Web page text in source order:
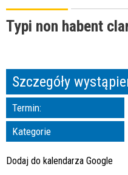
Miejsce
Typi non habent
Szczegóły
Termin:
Kategorie
Dodaj do kalendarza Google